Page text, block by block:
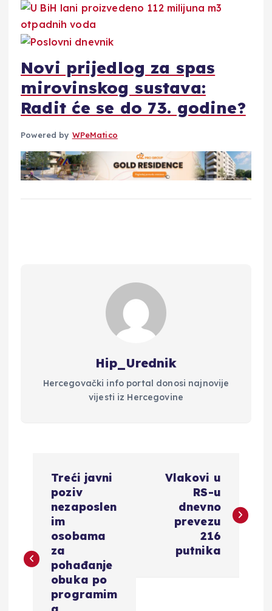
Novi prijedlog za spas
mirovinskog sustava:
Radit će se do 73. godine?
Powered by WPeMatico
Hip_Urednik
Hercegovački info portal donosi najnovije
vijesti iz Hercegovine
i
Treći javni
poziv
nezaposlen
im
osobama
za
pohađanje
obuka po
programim
Vlakovi u
RS-u
dnevno
prevezu
216
putnika